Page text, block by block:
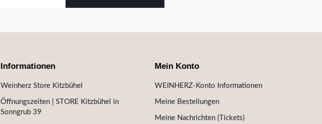
Informationen
Weinherz Store Kitzbühel
Öffnungszeiten | STORE Kitzbühel in
Sonngrub 39
Mein Konto
WEINHERZ-Konto Informationen
Meine Bestellungen
Meine Nachrichten (Tickets)